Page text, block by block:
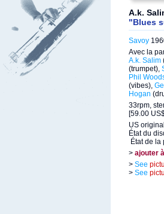
A.k.
"Blues
Savoy
Avec la
A.k. Salim
(trumpet),
Phil
(vibes),
Hogan
33rpm,
[59.00
US
État du
État de la
> ajouter
> See
> See